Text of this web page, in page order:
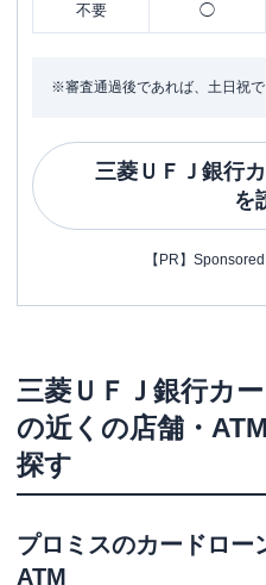
不要 ◯
※審査通過後であれば、土日祝
三菱ＵＦＪ銀行
を
【PR】
三菱ＵＦＪ銀行カ
の近くの店舗・
探す
プロミスのカードロー
ATM